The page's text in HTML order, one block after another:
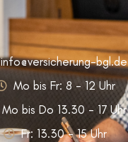
info@versicherung-bgl.de
Mo bis Fr: 8 - 12 Uhr
Mo bis Do 13.30 - 17 Uhr
Fr: 13.30 - 15 Uhr